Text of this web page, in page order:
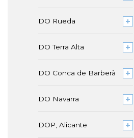
DO Rueda
DO Terra Alta
DO Conca de Barberà
DO Navarra
DOP, Alicante